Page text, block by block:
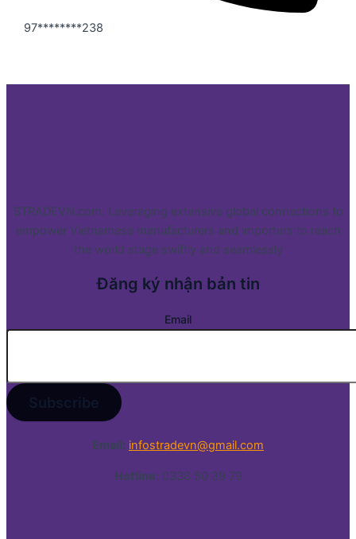
97********238
STRADEVN.com: Leveraging extensive global connections to
empower Vietnamese manufacturers and importers to reach
the world stage swiftly and seamlessly
Đăng ký nhận bản tin
Email
Email: infostradevn@gmail.com
Hotline: 0338 50 39 79